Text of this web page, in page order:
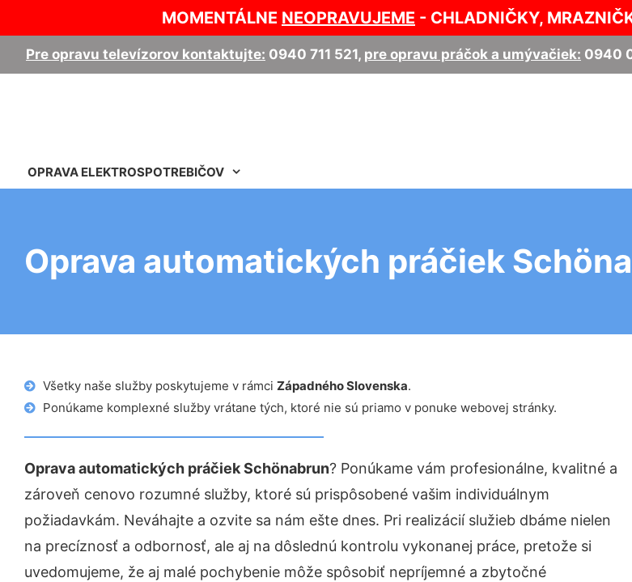
MOMENTÁLNE NEOPRAVUJEME - CHLADNIČKY,
Pre opravu televízorov kontaktujte: 0940 711 521, pre opravu práčok a umývačiek: 0940
OPRAVA ELEKTROSPOTREBIČOV
Oprava automatických práčiek
Všetky naše služby poskytujeme v rámci Západného Slovenska.
Ponúkame komplexné služby vrátane tých, ktoré nie sú priamo v ponuke webovej stránky.
Oprava automatických práčiek Schönabrun? Ponúkame vám profesionálne, kvalitné a
zároveň cenovo rozumné služby, ktoré sú prispôsobené vašim individuálnym
požiadavkám. Neváhajte a ozvite sa nám ešte dnes. Pri realizácií služieb dbáme nielen
na precíznosť a odbornosť, ale aj na dôslednú kontrolu vykonanej práce, pretože si
uvedomujeme, že aj malé pochybenie môže spôsobiť nepríjemné a zbytočné